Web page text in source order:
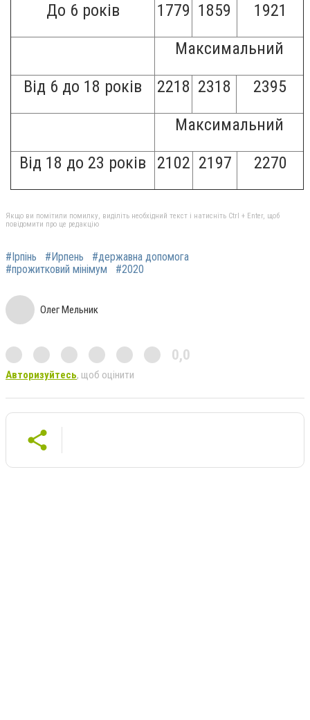
До 6 років
1779 1859
1921
Максимальний
Від 6 до 18 років
2218 2318
2395
Максимальний
Від 18 до 23 років
2102 2197 2270
Якщо ви помітили помилку, виділіть необхідний текст і натисніть Ctrl + Enter, щоб
повідомити про це редакцію
#Ірпінь #Ирпень
#державна допомога
#прожитковий мінімум
#2020
Олег Мельник
0,0
Авторизуйтесь, щоб оцінити